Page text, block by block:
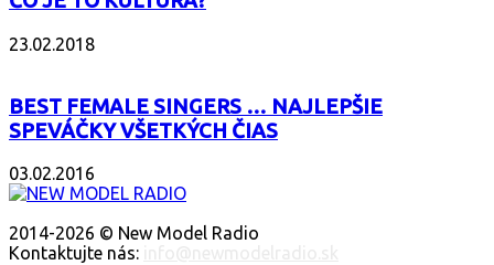
23.02.2018
BEST FEMALE SINGERS … NAJLEPŠIE
SPEVÁČKY VŠETKÝCH ČIAS
03.02.2016
2014-2026 © New Model Radio
Kontaktujte nás: